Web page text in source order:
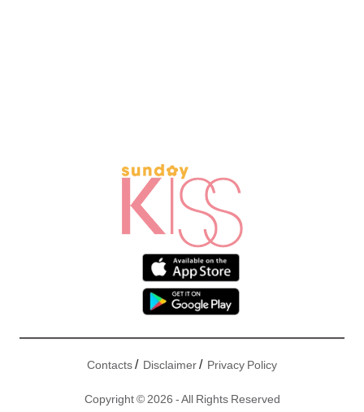
Contacts/ Disclaimer/ Privacy Policy
Copyright © 2026 - All Rights Reserved